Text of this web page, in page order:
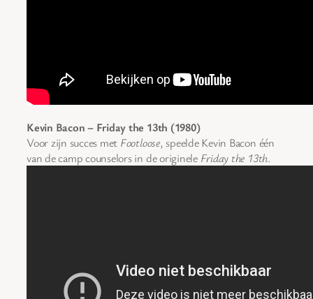
Kevin Bacon – Friday the 13th (1980)
Voor zijn succes met Footloose, speelde Kevin Bacon één
van de camp counselors in de originele Friday the 13th.